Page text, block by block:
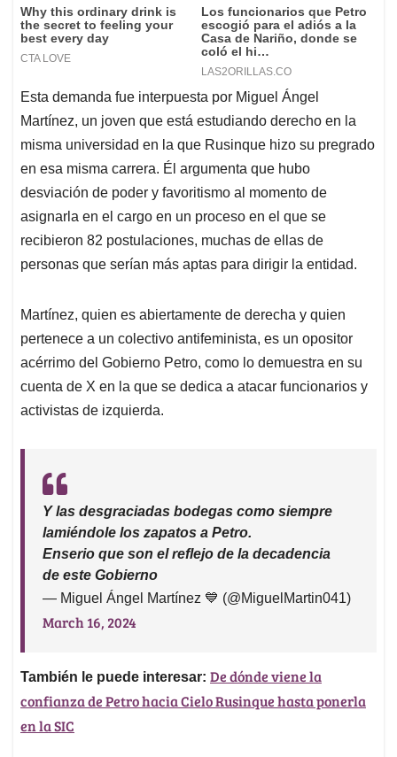
Esta demanda fue interpuesta por Miguel Ángel
Martínez, un joven que está estudiando derecho en la
misma universidad en la que Rusinque hizo su pregrado
en esa misma carrera. Él argumenta que hubo
desviación de poder y favoritismo al momento de
asignarla en el cargo en un proceso en el que se
recibieron 82 postulaciones, muchas de ellas de
personas que serían más aptas para dirigir la entidad.
Martínez, quien es abiertamente de derecha y quien
pertenece a un colectivo antifeminista, es un opositor
acérrimo del Gobierno Petro, como lo demuestra en su
cuenta de X en la que se dedica a atacar funcionarios y
activistas de izquierda.
Y las desgraciadas bodegas como siempre
lamiéndole los zapatos a Petro.
Enserio que son el reflejo de la decadencia
de este Gobierno
— Miguel Ángel Martínez 💙 (@MiguelMartin041)
March 16, 2024
También le puede interesar: De dónde viene la
confianza de Petro hacia Cielo Rusinque hasta ponerla
en la SIC